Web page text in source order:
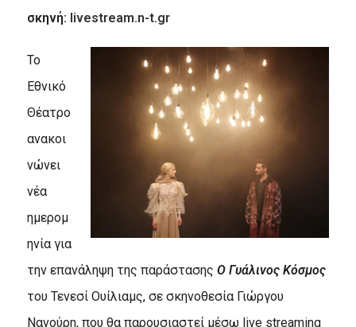
σκηνή: livestream.n-t.gr
Το
Εθνικό
Θέατρο
ανακοι
νώνει
νέα
ημερομ
ηνία για
την επανάληψη της παράστασης Ο Γυάλινος Kόσμος
του Τενεσί Ουίλιαμς, σε σκηνοθεσία Γιώργου
Νανούρη, που θα παρουσιαστεί μέσω live streaming